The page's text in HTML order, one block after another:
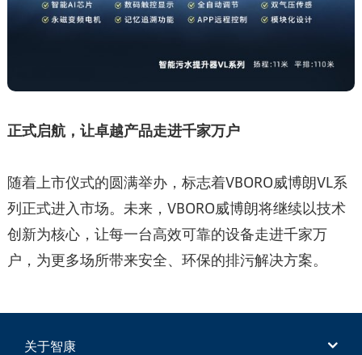
正式启航，让卓越产品走进千家万户
随着上市仪式的圆满举办，标志着VBORO威博朗VL系
列正式进入市场。未来，VBORO威博朗将继续以技术
创新为核心，让每一台高效可靠的设备走进千家万
户，为更多场所带来安全、环保的排污解决方案。
关于智康